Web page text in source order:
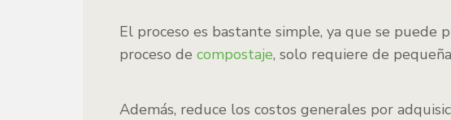
El proceso es bastante simple, ya que se puede
proceso de compostaje, solo requiere de
Además, reduce los costos generales por